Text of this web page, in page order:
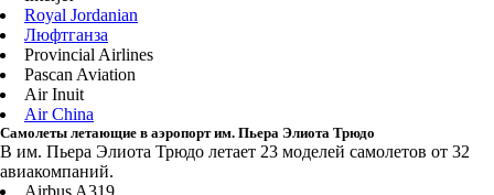
Royal Jordanian
Люфтганза
Provincial Airlines
Pascan Aviation
Air Inuit
Air China
Самолеты летающие в аэропорт им. Пьера Элиота Трюдо
В им. Пьера Элиота Трюдо летает 23 моделей самолетов от 32
авиакомпаний.
Airbus A319